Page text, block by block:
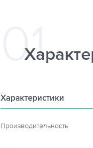
Характеристики
Производительность